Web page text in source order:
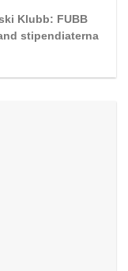
Klubb: FUBB
stipendiaterna